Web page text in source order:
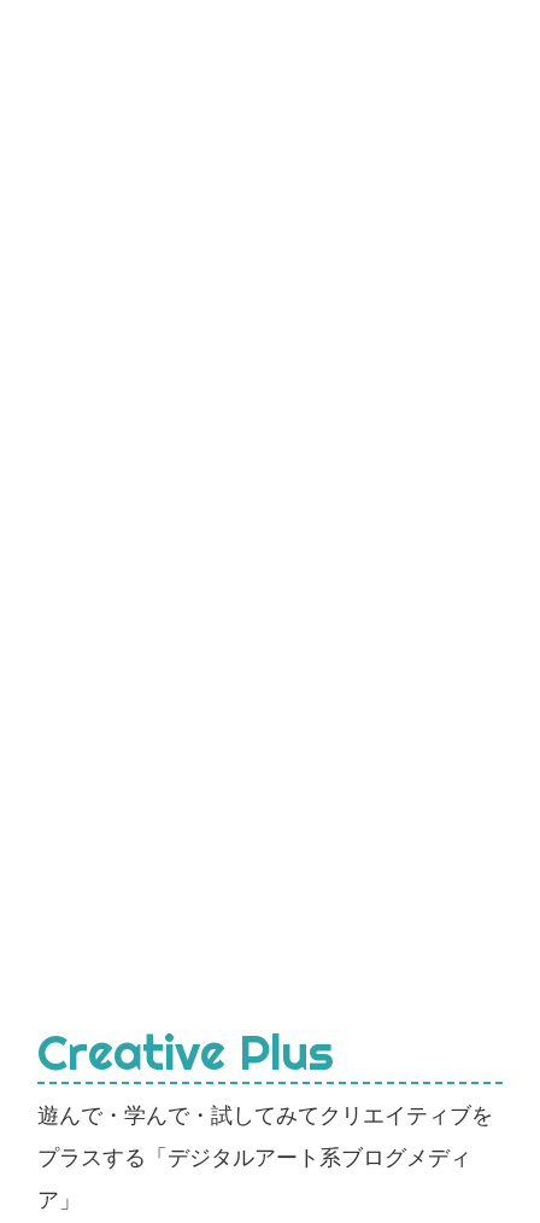
Creative Plus
遊んで・学んで・試してみてクリエイティブを
プラスする「デジタルアート系ブログメディ
ア」